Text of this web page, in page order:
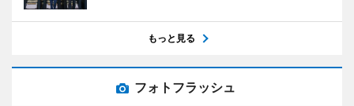
もっと見る
フォトフラッシュ